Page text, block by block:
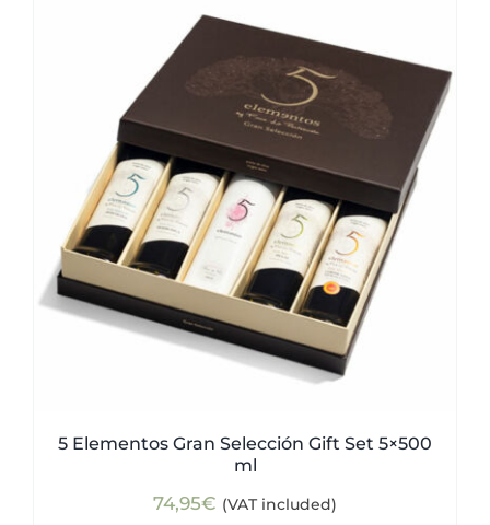
5 Elementos Gran Selección Gift Set 5×500
ml
74,95€ (VAT included)